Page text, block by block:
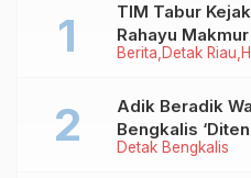
Berita Detak Riau
TIM Tabur
Rahayu
Kredit Fiktif
Detak Bengkalis
Adik Beradik
Bengkalis
Sebabnya!